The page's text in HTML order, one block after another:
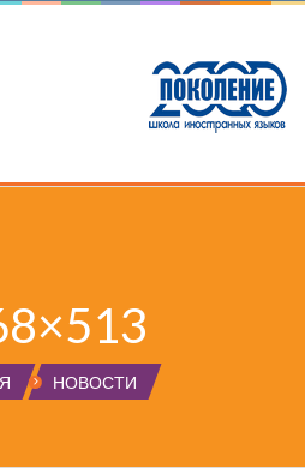
НОВОСТИ